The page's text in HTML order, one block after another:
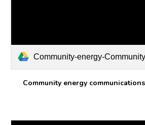
Community-energy-Community-energy-
Community energy